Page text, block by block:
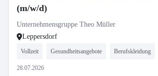
(m/w/d)
Unternehmensgruppe Theo Müller
Leppersdorf
Vollzeit Gesundheitsangebote Berufskleidung
28.07.2026